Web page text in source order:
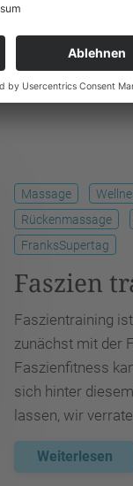
Massage
Rückenmassage
FranksSupertag
Faszien
Faszientraining
zunächst mit der
Faszienfitness
sich hinter
lassen, wir
Weiterlesen